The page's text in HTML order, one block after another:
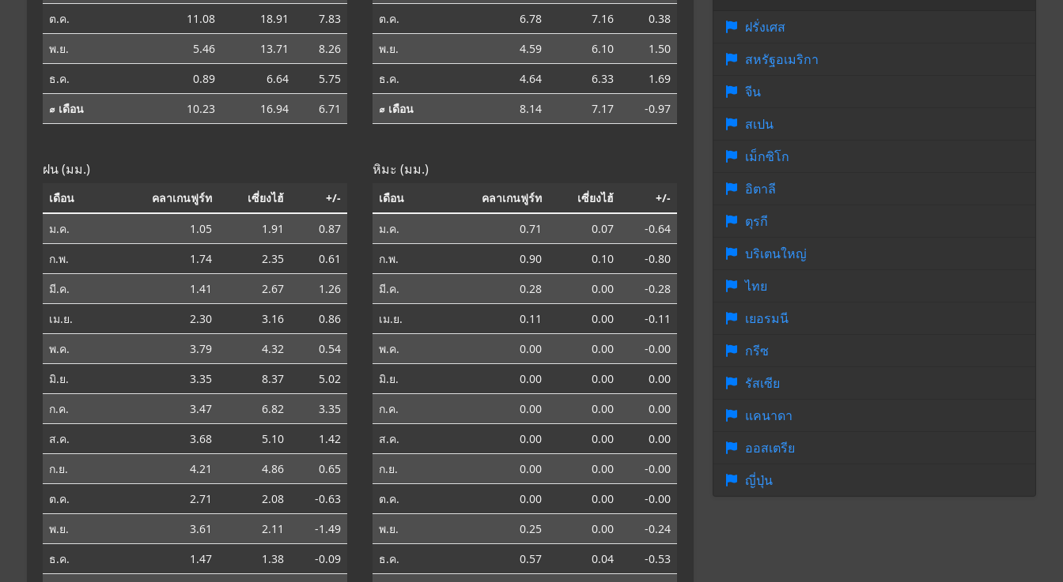
ต.ค.
11.08 18.91
7.83
พ.ย.
5.46 13.71
8.26
ธ.ค.
0.89 6.64
5.75
⌀ เดือน
10.23 16.94 6.71
ต.ค.
6.78 7.16
0.38
พ.ย.
4.59 6.10
1.50
ธ.ค.
4.64 6.33
1.69
⌀ เดือน
8.14 7.17 -0.97
ฝน (มม.)
เดือน คลาเกนฟูร์ท เซี่ยงไฮ้ +/-
ม.ค. 1.05 1.91
0.87
ก.พ.
1.74 2.35
0.61
มี.ค.
1.41 2.67
1.26
เม.ย.
2.30 3.16
0.86
พ.ค.
3.79 4.32
0.54
มิ.ย.
3.35 8.37
5.02
ก.ค.
3.47 6.82
3.35
ส.ค.
3.68 5.10
1.42
ก.ย.
4.21 4.86
0.65
ต.ค.
2.71 2.08
-0.63
พ.ย.
3.61 2.11
-1.49
ธ.ค.
1.47 1.38
-0.09
หิมะ (มม.)
เดือน คลาเกนฟูร์ท เซี่ยงไฮ้ +/-
ม.ค. 0.71 0.07
-0.64
ก.พ.
0.90 0.10
-0.80
มี.ค.
0.28 0.00
-0.28
เม.ย.
0.11 0.00
-0.11
พ.ค.
0.00 0.00
-0.00
มิ.ย.
0.00 0.00
0.00
ก.ค.
0.00 0.00
0.00
ส.ค.
0.00 0.00
0.00
ก.ย.
0.00 0.00
-0.00
ต.ค.
0.00 0.00
-0.00
พ.ย.
0.25 0.00
-0.24
ธ.ค.
0.57 0.04
-0.53
ฝรั่งเศส
สหรัฐอเมริกา
จีน
สเปน
เม็กซิโก
อิตาลี
ตุรกี
บริเตนใหญ่
ไทย
เยอรมนี
กรีซ
รัสเซีย
แคนาดา
ออสเตรีย
ญี่ปุ่น